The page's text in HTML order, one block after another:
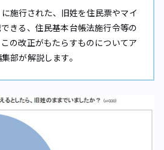
施行された、旧姓を住民票やマイ
きる、住民基本台帳法施行令等の
の改正がもたらすものについてア
部が解説します。